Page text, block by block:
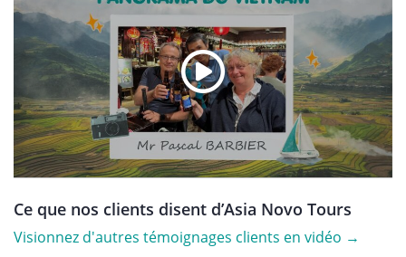
Ce que nos clients disent d’Asia Novo Tours
Visionnez d'autres témoignages clients en vidéo →